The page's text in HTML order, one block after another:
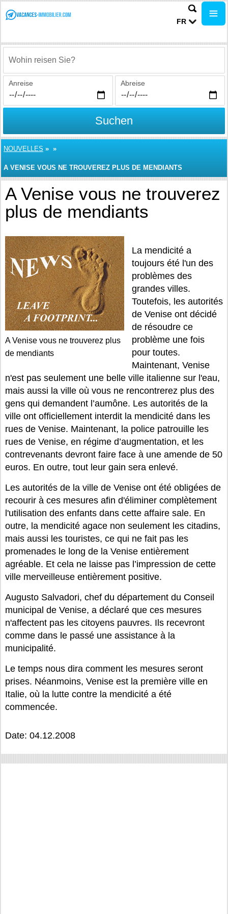
FR
Wohin reisen Sie?
Anreise Abreise
Suchen
NOUVELLES » »
A VENISE VOUS NE TROUVEREZ PLUS DE MENDIANTS
A Venise vous ne trouverez
plus de mendiants
A Venise vous ne trouverez plus
de mendiants
La mendicité a
toujours été l'un des
problèmes des
grandes villes.
Toutefois, les autorités
de Venise ont décidé
de résoudre ce
problème une fois
pour toutes.
Maintenant, Venise
n'est pas seulement une belle ville italienne sur l'eau,
mais aussi la ville où vous ne rencontrerez plus des
gens qui demandent l’aumône. Les autorités de la
ville ont officiellement interdit la mendicité dans les
rues de Venise. Maintenant, la police patrouille les
rues de Venise, en régime d’augmentation, et les
contrevenants devront faire face à une amende de 50
euros. En outre, tout leur gain sera enlevé.
Les autorités de la ville de Venise ont été obligées de
recourir à ces mesures afin d'éliminer complètement
l'utilisation des enfants dans cette affaire sale. En
outre, la mendicité agace non seulement les citadins,
mais aussi les touristes, ce qui ne fait pas les
promenades le long de la Venise entièrement
agréable. Et cela ne laisse pas l’impression de cette
ville merveilleuse entièrement positive.
Augusto Salvadori, chef du département du Conseil
municipal de Venise, a déclaré que ces mesures
n'affectent pas les citoyens pauvres. Ils recevront
comme dans le passé une assistance à la
municipalité.
Le temps nous dira comment les mesures seront
prises. Néanmoins, Venise est la première ville en
Italie, où la lutte contre la mendicité a été
commencée.
Date: 04.12.2008